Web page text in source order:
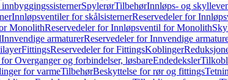
SpylerørTilbehørInnløps- og
Innløpsventiler for skålsisternerReservedeler for
MonolithReservedeler for Innløpsventil for Monolith
Innvendige armaturerReservedeler for Innvendige
FittingsReservedeler for FittingsKoblinger
Overganger og forbindelser, løsbareEndedeksler
for varmeTilbehørBeskyttelse for rør og fittings